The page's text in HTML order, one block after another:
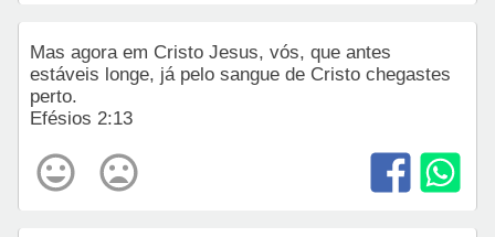
Mas agora em Cristo Jesus, vós, que antes
estáveis longe, já pelo sangue de Cristo chegastes
perto.
Efésios 2:13